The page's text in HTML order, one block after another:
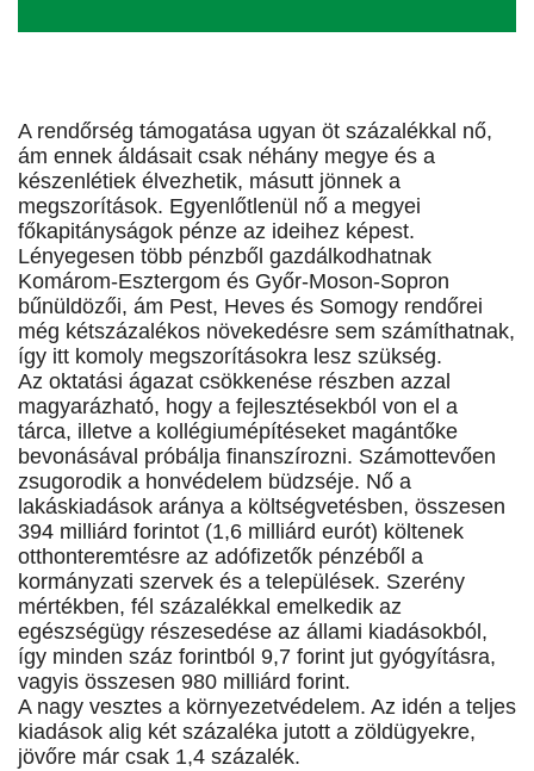
A rendőrség támogatása ugyan öt százalékkal nő,
ám ennek áldásait csak néhány megye és a
készenlétiek élvezhetik, másutt jönnek a
megszorítások. Egyenlőtlenül nő a megyei
főkapitányságok pénze az ideihez képest.
Lényegesen több pénzből gazdálkodhatnak
Komárom-Esztergom és Győr-Moson-Sopron
bűnüldözői, ám Pest, Heves és Somogy rendőrei
még kétszázalékos növekedésre sem számíthatnak,
így itt komoly megszorításokra lesz szükség.
Az oktatási ágazat csökkenése részben azzal
magyarázható, hogy a fejlesztésekból von el a
tárca, illetve a kollégiumépítéseket magántőke
bevonásával próbálja finanszírozni. Számottevően
zsugorodik a honvédelem büdzséje. Nő a
lakáskiadások aránya a költségvetésben, összesen
394 milliárd forintot (1,6 milliárd eurót) költenek
otthonteremtésre az adófizetők pénzéből a
kormányzati szervek és a települések. Szerény
mértékben, fél százalékkal emelkedik az
egészségügy részesedése az állami kiadásokból,
így minden száz forintból 9,7 forint jut gyógyításra,
vagyis összesen 980 milliárd forint.
A nagy vesztes a környezetvédelem. Az idén a teljes
kiadások alig két százaléka jutott a zöldügyekre,
jövőre már csak 1,4 százalék.